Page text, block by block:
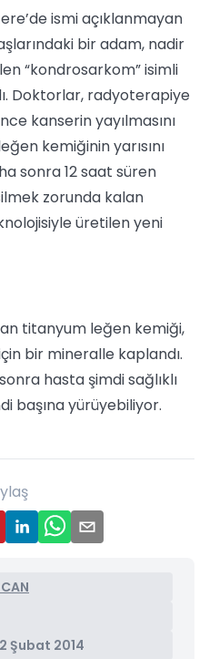
ismi açıklanmayan
bir adam, nadir
“kondrosarkom” isimli
Doktorlar, radyoterapiye
kanserin yayılmasını
kemiğinin yarısını
sonra 12 saat süren
zorunda kalan
üretilen yeni
titanyum leğen kemiği,
bir mineralle kaplandı.
hasta şimdi sağlıklı
başına yürüyebiliyor.
Şubat 2014